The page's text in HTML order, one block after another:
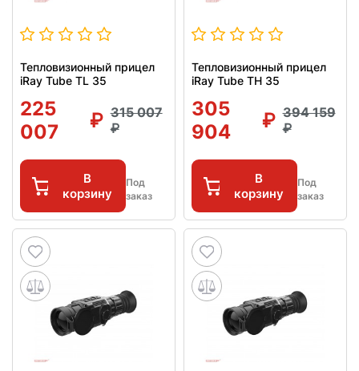
Тепловизионный прицел
iRay Tube TL 35
225
007
315 007
В
корзину
Под
заказ
Тепловизионный прицел
iRay Tube TH 35
305
904
394 159
В
корзину
Под
заказ